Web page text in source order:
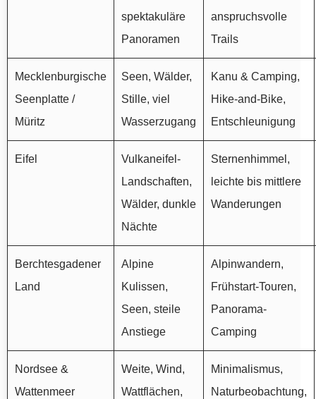
spektakuläre
Panoramen
anspruchsvolle
Trails
Mecklenburgische
Seenplatte /
Müritz
Seen, Wälder,
Stille, viel
Wasserzugang
Kanu & Camping,
Hike-and-Bike,
Entschleunigung
Eifel
Vulkaneifel-
Landschaften,
Wälder, dunkle
Nächte
Sternenhimmel,
leichte bis mittlere
Wanderungen
Berchtesgadener
Land
Alpine
Kulissen,
Seen, steile
Anstiege
Alpinwandern,
Frühstart-Touren,
Panorama-
Camping
Nordsee &
Wattenmeer
Weite, Wind,
Wattflächen,
Minimalismus,
Naturbeobachtung,